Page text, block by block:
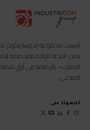
تصدر المجلة الرائدة المخصصة
المغرب»، بالإضافة إلى أول
الصناعي.
تابعونا على